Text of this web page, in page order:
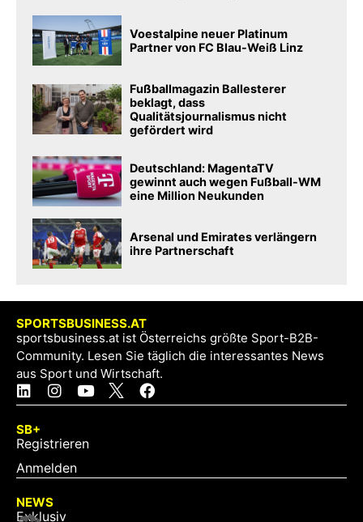
Voestalpine neuer Platinum
Partner von FC Blau-Weiß Linz
Fußballmagazin Ballesterer
beklagt, dass
Qualitätsjournalismus nicht
gefördert wird
Deutschland: MagentaTV
gewinnt auch wegen Fußball-WM
eine Million Neukunden
Arsenal und Emirates verlängern
ihre Partnerschaft
SPORTSBUSINESS.AT
sportsbusiness.at ist Österreichs größte Sport-B2B-
Community. Lesen Sie täglich die interessantes News
aus Sport und Wirtschaft.
SB+
Registrieren
Anmelden
NEWS
Exklusiv